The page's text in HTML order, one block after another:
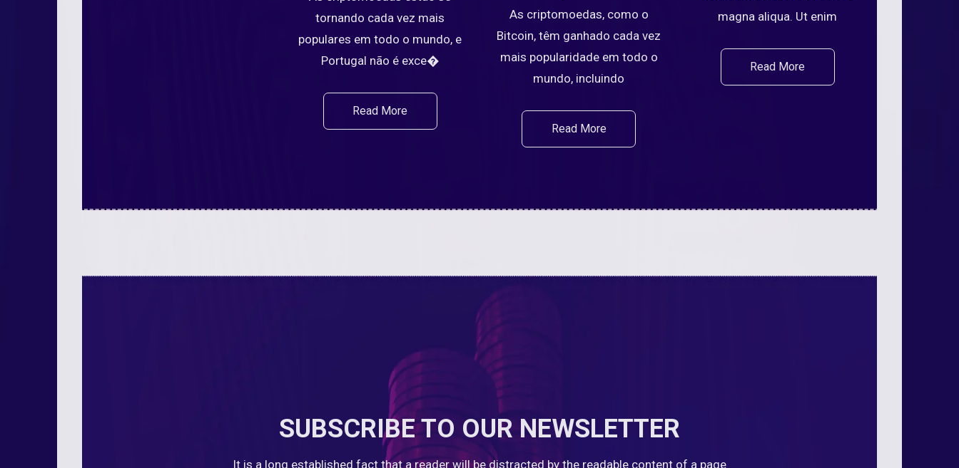
tornando cada vez mais
populares em todo o mundo, e
Portugal não é exce�
Read More
As criptomoedas, como o
Bitcoin, têm ganhado cada vez
mais popularidade em todo o
mundo, incluindo
Read More
magna aliqua. Ut enim
Read More
SUBSCRIBE TO OUR NEWSLETTER
It is a long established fact that a reader will be distracted by the readable content of a page